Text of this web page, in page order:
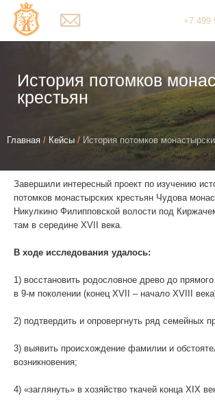
+7 499
О компании
Услуги
Наш подход
Медиа-центр
Полезное
Контакты
Обратная связь
История потомков
крестьян
Вы
Главная / Кейсы / История потомков
Завершили интересный проект по изучению
потомков монастырских крестьян Чудова
Никулкино Филипповской волости под
там в середине XVII века.
В ходе исследования удалось:
1) восстановить родословное древо до прямого
в 9-м поколении (конец XVII – начало XVIII
2) подтвердить и опровергнуть ряд семейных
3) выявить происхождение фамилии и
возникновения;
4) «заглянуть» в хозяйство ткачей конца XIX